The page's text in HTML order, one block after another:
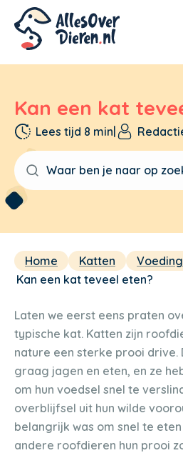
Kan een kat
Lees tijd 8 min|
Home Katten
Voeding
Kan een kat teveel eten?
Laten we eerst eens praten
typische kat. Katten zijn
nature een sterke prooi drive.
graag jagen en eten, en ze
om hun voedsel snel te
overblijfsel uit hun wilde
belangrijk was om snel te
andere roofdieren hun prooi